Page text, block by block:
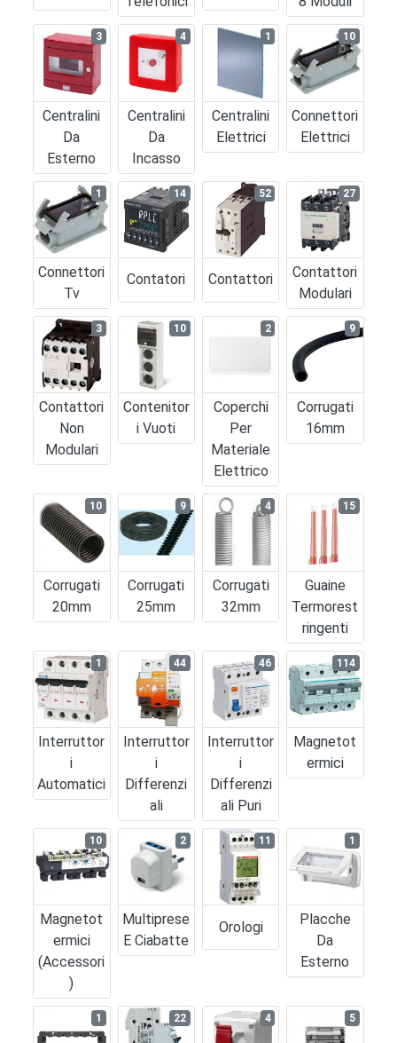
Centralini
Da
Esterno
3
Centralini
Da
Incasso
4
Centralini
Elettrici
1
Connettori
Elettrici
10
Connettori
Tv
1
Contatori
14
Contattori
52
Contattori
Modulari
27
Contattori
Non
Modulari
3
Contenitor
I Vuoti
10
Coperchi
Per
Materiale
Elettrico
2
Corrugati
16mm
9
Corrugati
20mm
10
Corrugati
25mm
9
Corrugati
32mm
4
Guaine
Termorest
Ringenti
15
Interruttor
I
Automatici
1
Interruttor
I
Differenzi
Ali
44
Interruttor
I
Differenzi
Ali Puri
46
Magnetot
Ermici
114
Magnetot
Ermici
(accessori
)
10
Multiprese
E Ciabatte
2
Orologi
11
Placche
Da
Esterno
1
1 22 4 5